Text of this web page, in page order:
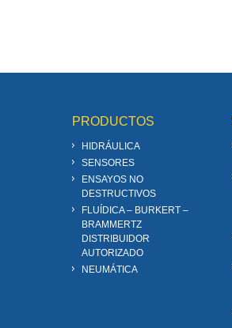
PRODUCTOS
HIDRÁULICA
SENSORES
ENSAYOS NO
DESTRUCTIVOS
FLUÍDICA – BURKERT –
BRAMMERTZ
DISTRIBUIDOR
AUTORIZADO
NEUMÁTICA